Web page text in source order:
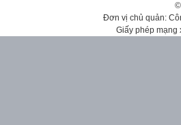
Đơn vị chủ quản:
Giấy phép mạng